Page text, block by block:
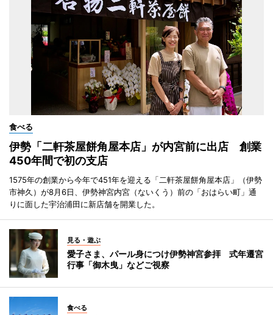
食べる
伊勢「二軒茶屋餅角屋本店」が内宮前に出店 創業
450年間で初の支店
1575年の創業から今年で451年を迎える「二軒茶屋餅角屋本店」（伊勢
市神久）が8月6日、伊勢神宮内宮（ないくう）前の「おはらい町」通
りに面した宇治浦田に新店舗を開業した。
見る・遊ぶ
愛子さま、パール身につけ伊勢神宮参拝 式年遷宮
行事「御木曳」などご視察
食べる